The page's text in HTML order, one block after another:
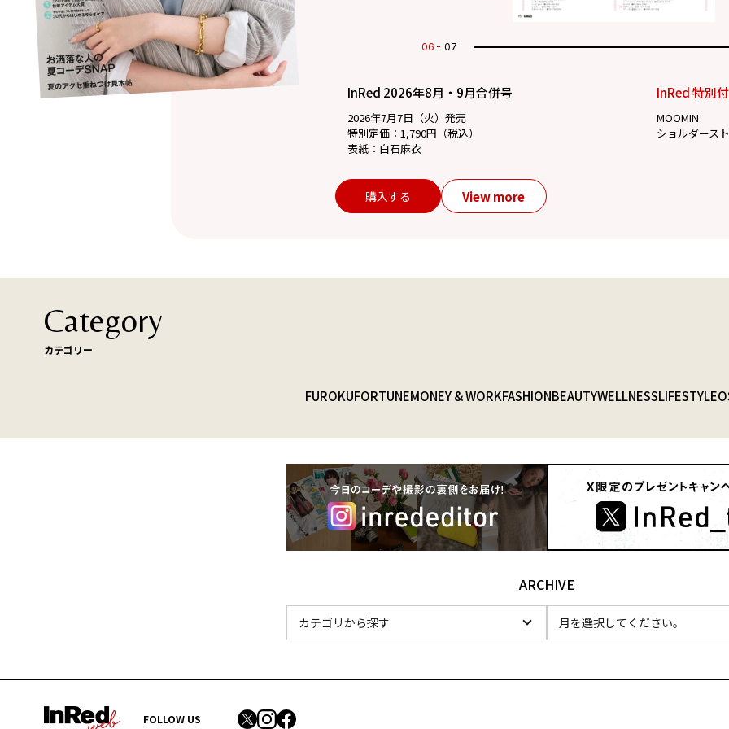
07 07
InRed 2026年8月・9月合併号
2026年7月7日（火）発売
特別定価：1,790円（税込）
表紙：白石麻衣
InRed 特別
MOOMIN
ショルダース
購入する View more
Category
カテゴリー
FUROKUFORTUNEMONEY & WORKFASHIONBEAUTYWELLNESSLIFESTYLE
ARCHIVE
FOLLOW US